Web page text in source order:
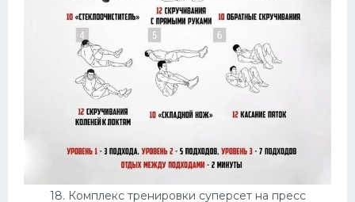
18. Комплекс тренировки суперсет на пресс